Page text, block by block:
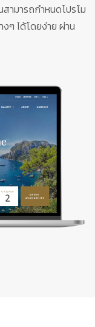
ามารถกำหนดโปรโม
ๆ ได้โดยง่าย ผ่าน